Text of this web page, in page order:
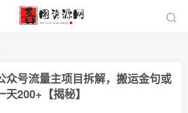
众号流量主项目拆解，搬运金句或
200+【揭秘】